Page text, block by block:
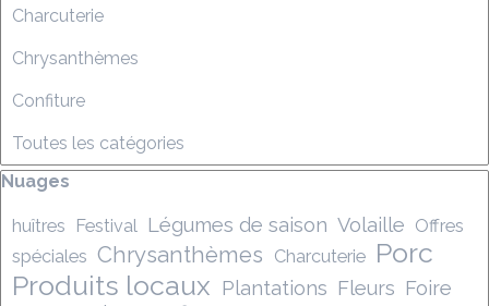
Charcuterie
Chrysanthèmes
Confiture
Toutes les catégories
Sauter le bloc Nuages
Nuages
huîtres Festival Légumes de saison Volaille Offres
spéciales Chrysanthèmes Charcuterie Porc
Produits locaux Plantations Fleurs Foire